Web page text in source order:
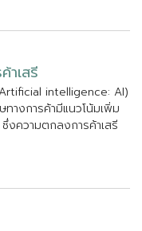
คาเสร
rtifcial intelligence: AI)
ษทางการคามแนวโนมเพม
ซงความตกลงการคาเสร